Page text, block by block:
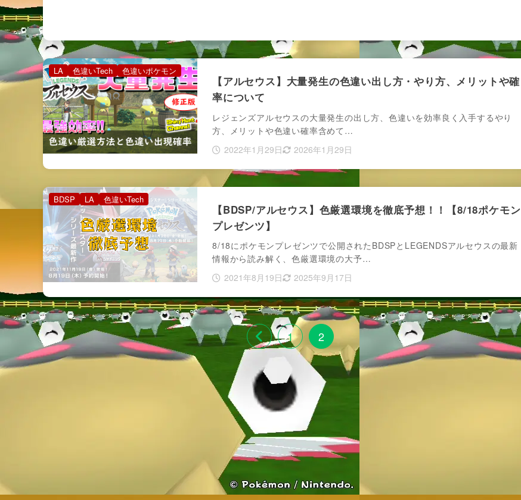
【アルセウス】大量発生の色違い出し方・やり方、メリットや確
率について
レジェンズアルセウスの大量発生の出し方、色違いを効率良く入手するやり
方、メリットや色違い確率含めて…
2022年1月29日
2026年1月29日
LA 色違いTech 色違いポケモン
【BDSP/アルセウス】色厳選環境を徹底予想！！【8/18ポケモン
プレゼンツ】
8/18にポケモンプレゼンツで公開されたBDSPとLEGENDSアルセウスの最新
情報から読み解く、色厳選環境の大予…
2021年8月19日
2025年9月17日
BDSP LA 色違いTech
1 2